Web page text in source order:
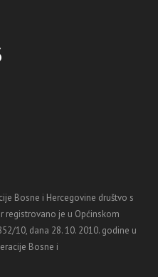
Bosne i Hercegovine društvo s
registrovano je u Općinskom
10, dana 28. 10. 2010. godine u
Bosne i